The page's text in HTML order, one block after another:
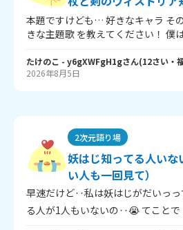
本題ですけども… 好きなキャラ そ
きな主題歌 を教えてください！ 僕
ていったのがいいなと思いました！
好きなシーンは、ウィル・シオン・
たけのこ - y6gXWFgH1gさん(12さい・
2026年8月5日
2次元語り場
妖はじ知ってる人い
い人も一回見て）
早速だけど‥私は妖はじがだいっっすき❣️❣️ でも
る人が1人もいないの‥😭 てことで！これを見てるってこ